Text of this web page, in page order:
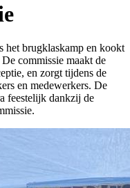
het brugklaskamp en kookt
commissie maakt de
en zorgt tijdens de
en medewerkers. De
feestelijk dankzij de